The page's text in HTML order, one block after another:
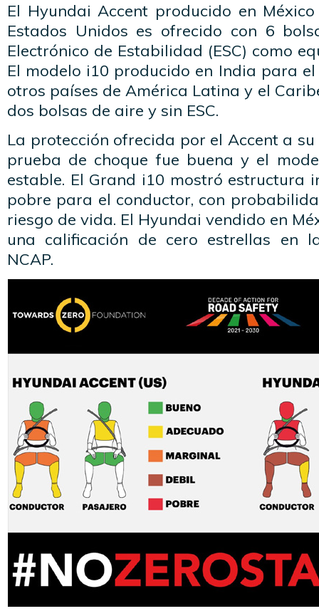
El Hyundai Accent producido en
Estados Unidos es ofrecido con 6
Electrónico de Estabilidad (ESC) como
El modelo i10 producido en India para
otros países de América Latina y el
dos bolsas de aire y sin ESC.
La protección ofrecida por el Accent a
prueba de choque fue buena y el
estable. El Grand i10 mostró estructura
pobre para el conductor, con
riesgo de vida. El Hyundai vendido en
una calificación de cero estrellas en
NCAP.